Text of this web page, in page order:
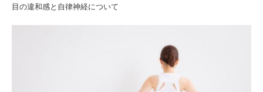
目の違和感と自律神経について